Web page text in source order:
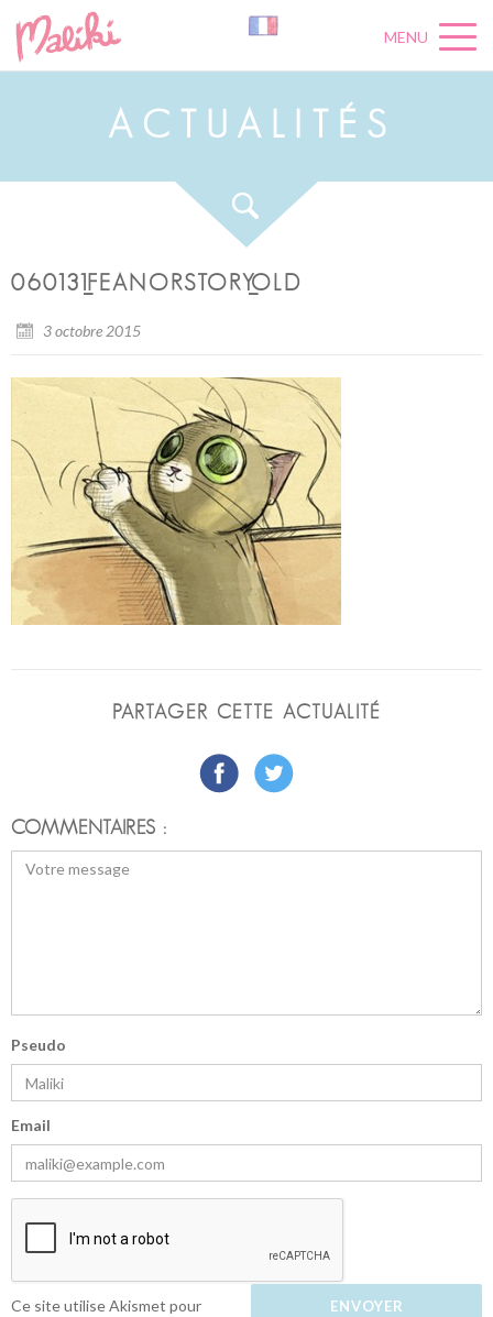
MENU
A C U A L É S
060131_FEANORSTORY_OLD
3 octobre 2015
PARTAGER CETTE ACTUALITÉ
COMMENTAIRES :
Pseudo
Email
Ce site utilise Akismet pour